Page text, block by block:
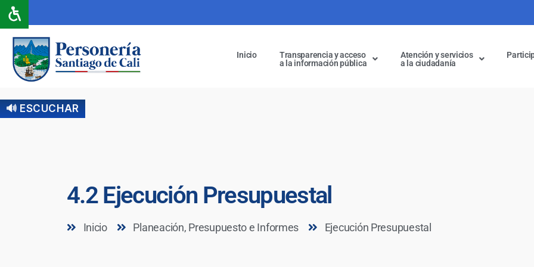
Inicio
Transparencia y acceso
a la información pública
Atención y servicios
a la ciudadanía
🔊 ESCUCHAR
4.2 Ejecución Presupuestal
Inicio Planeación, Presupuesto e Informes Ejecución Presupuestal